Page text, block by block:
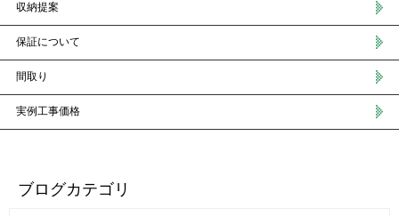
収納提案
保証について
間取り
実例工事価格
ブログカテゴリ